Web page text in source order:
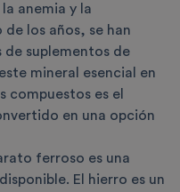
anemia y la
los años, se han
suplementos de
mineral esencial en
compuestos es el
en una opción
ferroso es una
El hierro es un